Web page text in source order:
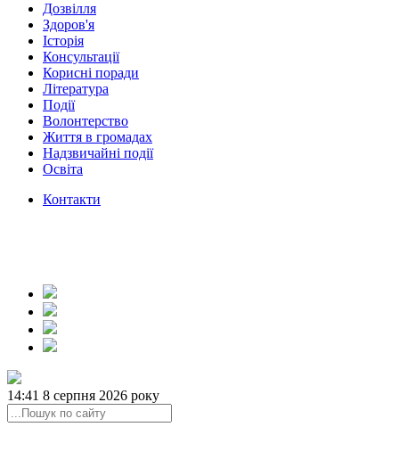
Дозвілля
Здоров'я
Історія
Консультації
Корисні поради
Література
Події
Волонтерство
Життя в громадах
Надзвичайні події
Освіта
Контакти
14:41 8 серпня 2026 року